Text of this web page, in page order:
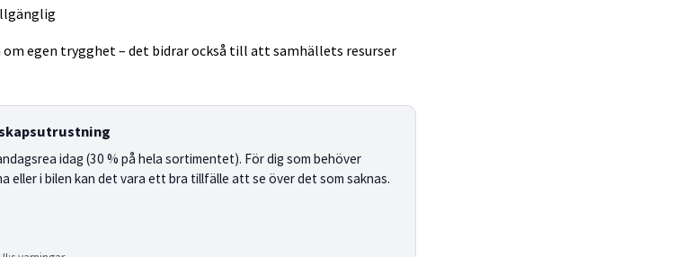
egen trygghet – det bidrar också till att samhällets resurser
idag (30 % på hela sortimentet). För dig som behöver
eller i bilen kan det vara ett bra tillfälle att se över det som saknas.